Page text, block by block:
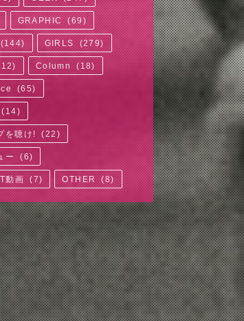
GRAPHIC (69)
(144) GIRLS (279)
) Column (18)
(65)
( 14)
を聴け! (22 )
ー (6)
動画 (7) OTHER (8)